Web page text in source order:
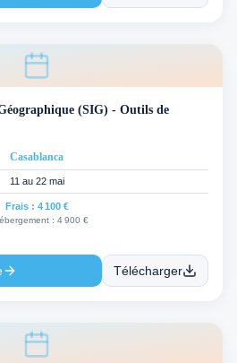
(SIG) - Outils de
Casablanca
11 au 22 mai
Frais : 4 100 €
: 4 900 €
Télécharger